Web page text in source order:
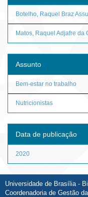
Botelho, Raquel Braz
Matos, Raquel Adjafre da
Assunto
Bem-estar no trabalho
Nutricionistas
Data de publicação
2020
Universidade de Brasília -
Coordenadoria de Gestão